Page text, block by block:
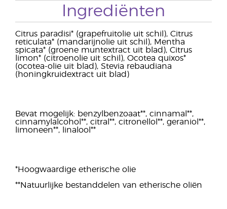
Ingrediënten
Citrus paradisi* (grapefruitolie uit schil), Citrus
reticulata* (mandarijnolie uit schil), Mentha
spicata* (groene muntextract uit blad), Citrus
limon* (citroenolie uit schil), Ocotea quixos*
(ocotea-olie uit blad), Stevia rebaudiana
(honingkruidextract uit blad)
Bevat mogelijk: benzylbenzoaat**, cinnamal**,
cinnamylalcohol**, citral**, citronellol**, geraniol**,
limoneen**, linalool**
*Hoogwaardige etherische olie
**Natuurlijke bestanddelen van etherische oliën